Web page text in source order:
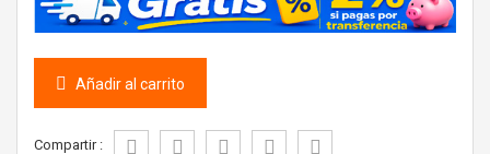
Añadir al carrito
Compartir :